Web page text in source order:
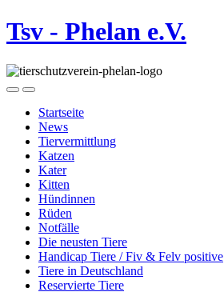
Tsv - Phelan e.V.
Startseite
News
Tiervermittlung
Katzen
Kater
Kitten
Hündinnen
Rüden
Notfälle
Die neusten Tiere
Handicap Tiere / Fiv & Felv positive
Tiere in Deutschland
Reservierte Tiere